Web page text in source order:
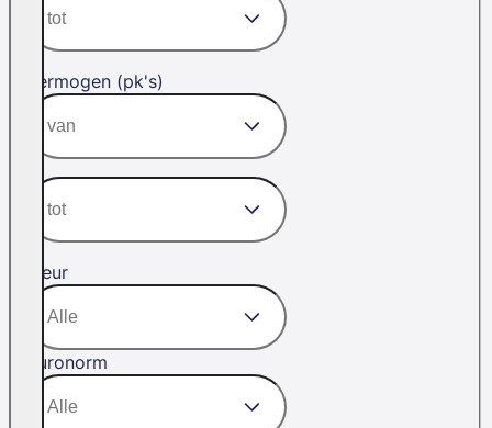
Vermogen (pk's)
Kleur
Euronorm